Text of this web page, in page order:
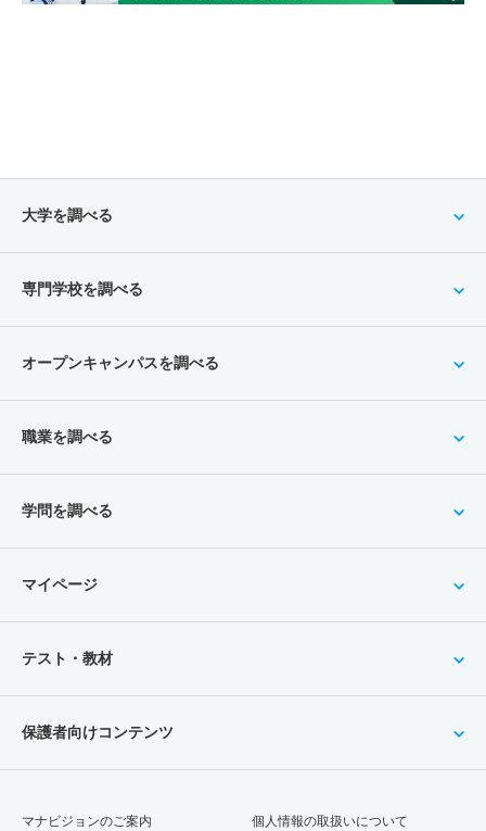
大学を調べる
専門学校を調べる
オープンキャンパスを調べる
職業を調べる
学問を調べる
マイページ
テスト・教材
保護者向けコンテンツ
マナビジョンのご案内 個人情報の取扱いについて